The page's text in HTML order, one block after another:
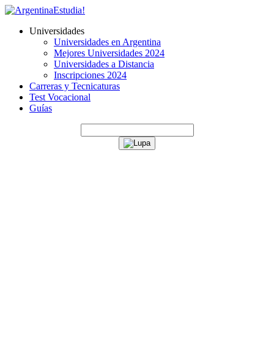
Universidades
Universidades en Argentina
Mejores Universidades 2024
Universidades a Distancia
Inscripciones 2024
Carreras y Tecnicaturas
Test Vocacional
Guías